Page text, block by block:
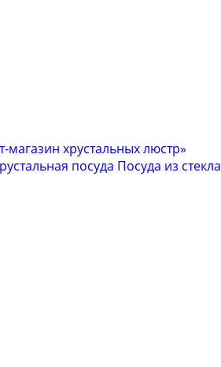
посуда Посуда из стекла